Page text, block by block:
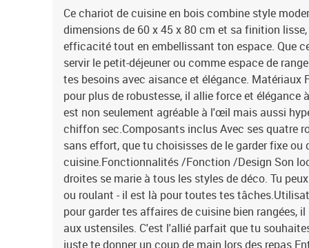
Ce chariot de cuisine en bois combine style
dimensions de 60 x 45 x 80 cm et sa finition
efficacité tout en embellissant ton espace. Que
servir le petit-déjeuner ou comme espace de
tes besoins avec aisance et élégance. Matériaux
pour plus de robustesse, il allie force et élégance
est non seulement agréable à l'œil mais aussi
chiffon sec.Composants inclus Avec ses quatre
sans effort, que tu choisisses de le garder fixe ou
cuisine.Fonctionnalités /Fonction /Design Son
droites se marie à tous les styles de déco. Tu
ou roulant - il est là pour toutes tes
pour garder tes affaires de cuisine bien rangées,
aux ustensiles. C'est l'allié parfait que tu
juste te donner un coup de main lors des